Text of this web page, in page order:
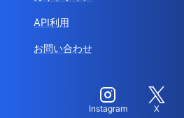
API利用
お問い合わせ
Instagram X